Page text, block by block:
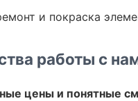
и покраска
работы с
цены и понятные